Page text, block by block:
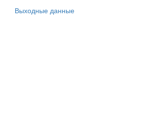
Выходные данные